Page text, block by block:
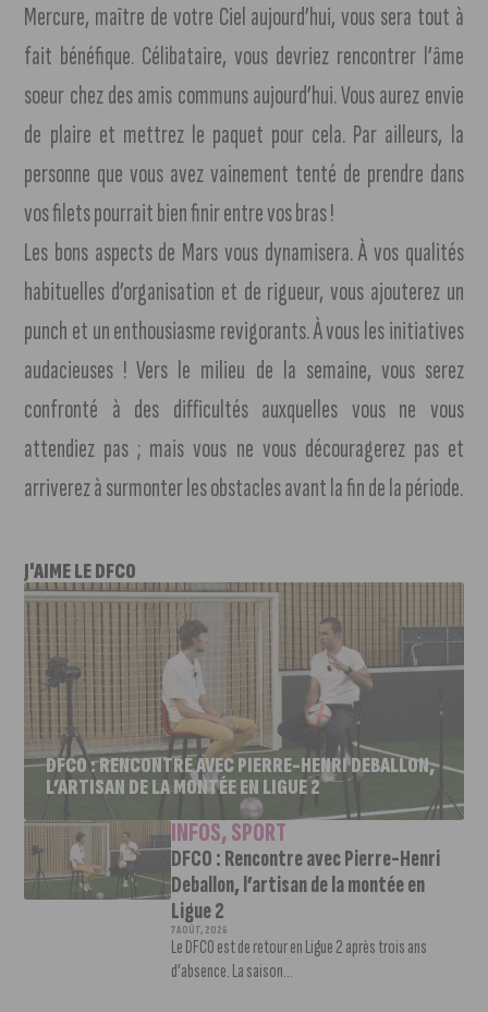
Mercure, maître de votre Ciel aujourd’hui, vous sera tout à
fait bénéfique. Célibataire, vous devriez rencontrer l’âme
soeur chez des amis communs aujourd’hui. Vous aurez envie
de plaire et mettrez le paquet pour cela. Par ailleurs, la
personne que vous avez vainement tenté de prendre dans
vos filets pourrait bien finir entre vos bras !
Les bons aspects de Mars vous dynamisera. À vos qualités
habituelles d’organisation et de rigueur, vous ajouterez un
punch et un enthousiasme revigorants. À vous les initiatives
audacieuses ! Vers le milieu de la semaine, vous serez
confronté à des difficultés auxquelles vous ne vous
attendiez pas ; mais vous ne vous découragerez pas et
arriverez à surmonter les obstacles avant la fin de la période.
J'AIME LE DFCO
DFCO : RENCONTRE AVEC PIERRE-HENRI DEBALLON,
L’ARTISAN DE LA MONTÉE EN LIGUE 2
INFOS,SPORT
DFCO : Rencontre avec Pierre-Henri
Deballon, l’artisan de la montée en
Ligue 2
7 AOÛT, 2026
Le DFCO est de retour en Ligue 2 après trois ans
d’absence. La saison...